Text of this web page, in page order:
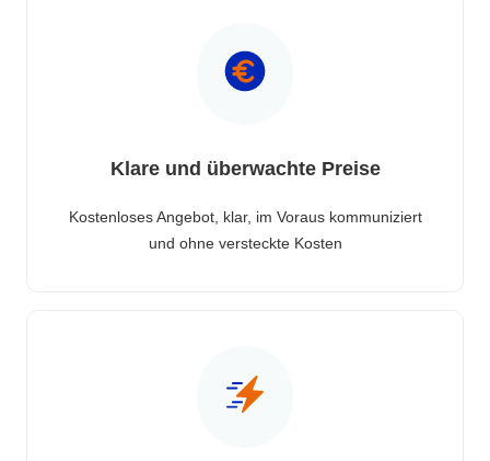
Klare und überwachte Preise
Kostenloses Angebot, klar, im Voraus kommuniziert
und ohne versteckte Kosten